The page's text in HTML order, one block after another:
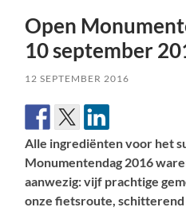
Open
10 september
12 SEPTEMBER 2016
Alle ingrediënten voor het
Monumentendag 2016
aanwezig: vijf prachtige
onze fietsroute, schitterend